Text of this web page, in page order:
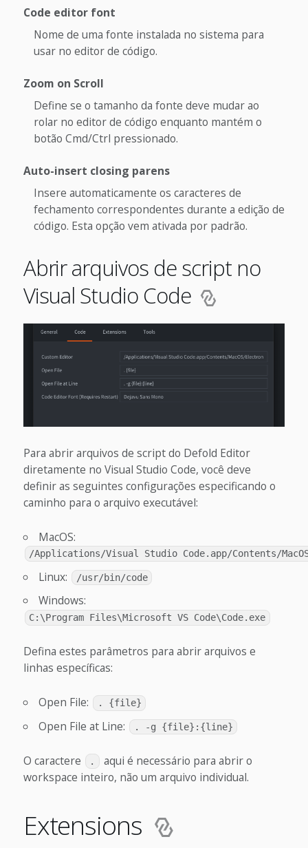
Code editor font
Nome de uma fonte instalada no sistema para
usar no editor de código.
Zoom on Scroll
Define se o tamanho da fonte deve mudar ao
rolar no editor de código enquanto mantém o
botão Cmd/Ctrl pressionado.
Auto-insert closing parens
Insere automaticamente os caracteres de
fechamento correspondentes durante a edição de
código. Esta opção vem ativada por padrão.
Abrir arquivos de script no
Visual Studio Code
Para abrir arquivos de script do Defold Editor
diretamente no Visual Studio Code, você deve
definir as seguintes configurações especificando o
caminho para o arquivo executável:
MacOS:
/Applications/Visual Studio Code.app/Contents/
Linux: /usr/bin/code
Windows:
C:\Program Files\Microsoft VS Code\Code.exe
Defina estes parâmetros para abrir arquivos e
linhas específicas:
Open File: . {file}
Open File at Line: . -g {file}:{line}
O caractere .
aqui é necessário para abrir o
workspace inteiro, não um arquivo individual.
Extensions